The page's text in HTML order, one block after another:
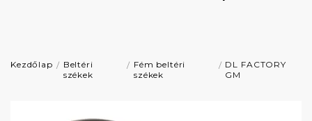
Kezdőlap
Beltéri
székek
Fém beltéri
székek
DL FACTORY
GM